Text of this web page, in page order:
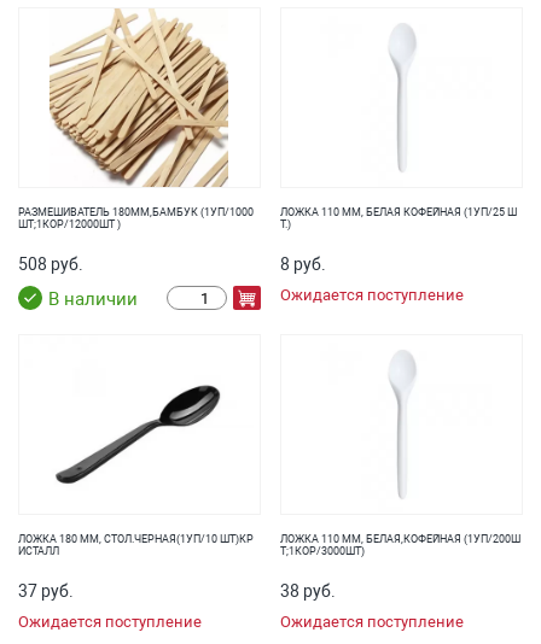
РАЗМЕШИВАТЕЛЬ 180ММ,БАМБУК (1УП/1000
ШТ;1КОР/12000ШТ )
508 руб.
В наличии
ЛОЖКА 110 ММ, БЕЛАЯ КОФЕЙНАЯ (1УП/25 Ш
Т.)
8 руб.
Ожидается поступление
ЛОЖКА 180 ММ, СТОЛ.ЧЕРНАЯ(1УП/10 ШТ)КР
ИСТАЛЛ
37 руб.
Ожидается поступление
ЛОЖКА 110 ММ, БЕЛАЯ,КОФЕЙНАЯ (1УП/200Ш
Т;1КОР/3000ШТ)
38 руб.
Ожидается поступление